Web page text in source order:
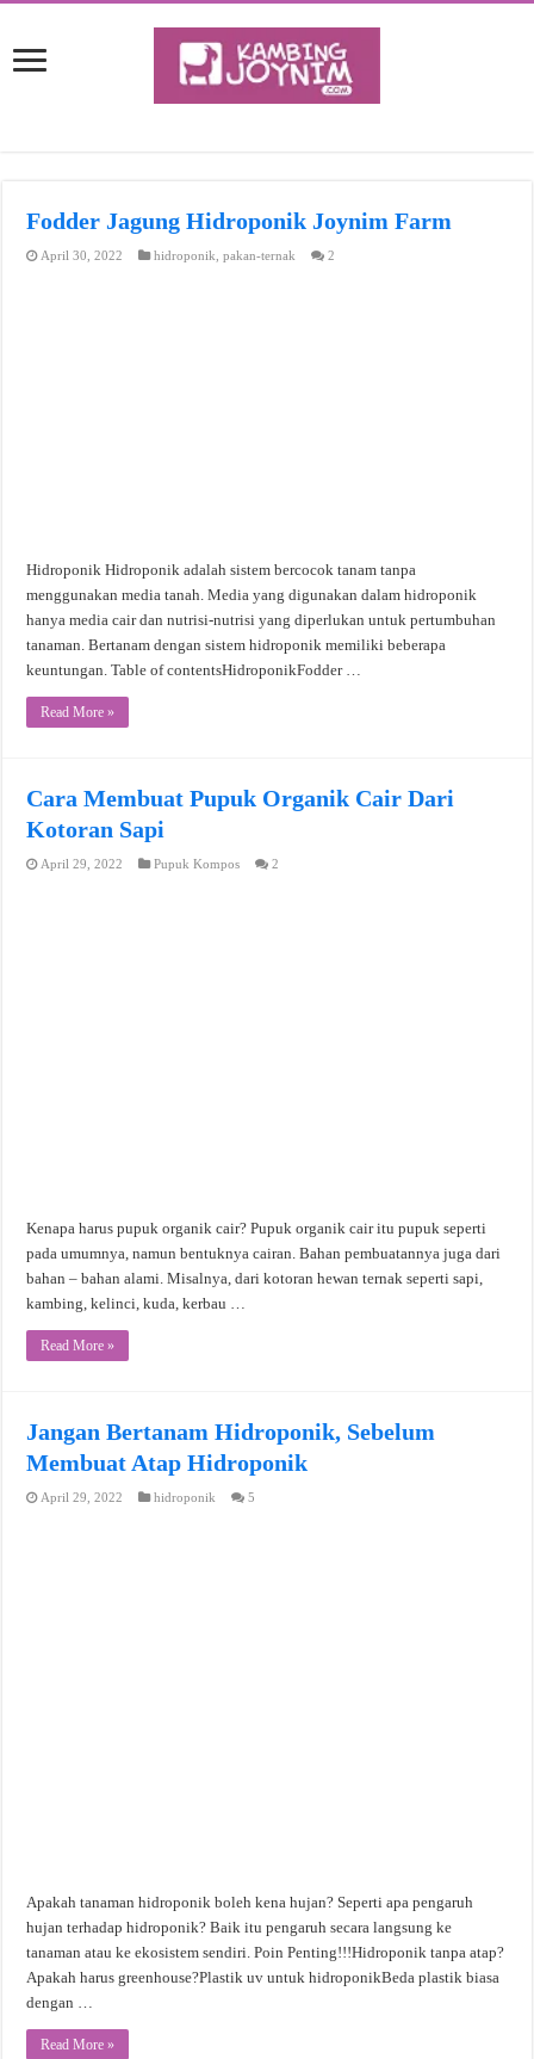
Fodder Jagung Hidroponik Joynim Farm
April 30, 2022 hidroponik ,pakan-ternak 2
Hidroponik Hidroponik adalah sistem bercocok tanam tanpa
menggunakan media tanah. Media yang digunakan dalam hidroponik
hanya media cair dan nutrisi-nutrisi yang diperlukan untuk pertumbuhan
tanaman. Bertanam dengan sistem hidroponik memiliki beberapa
keuntungan. Table of contentsHidroponikFodder …
Read More »
Cara Membuat Pupuk Organik Cair Dari
Kotoran Sapi
April 29, 2022 Pupuk Kompos 2
Kenapa harus pupuk organik cair? Pupuk organik cair itu pupuk seperti
pada umumnya, namun bentuknya cairan. Bahan pembuatannya juga dari
bahan – bahan alami. Misalnya, dari kotoran hewan ternak seperti sapi,
kambing, kelinci, kuda, kerbau …
Read More »
Jangan Bertanam Hidroponik, Sebelum
Membuat Atap Hidroponik
April 29, 2022 hidroponik 5
Apakah tanaman hidroponik boleh kena hujan? Seperti apa pengaruh
hujan terhadap hidroponik? Baik itu pengaruh secara langsung ke
tanaman atau ke ekosistem sendiri. Poin Penting!!!Hidroponik tanpa atap?
Apakah harus greenhouse?Plastik uv untuk hidroponikBeda plastik biasa
dengan …
Read More »